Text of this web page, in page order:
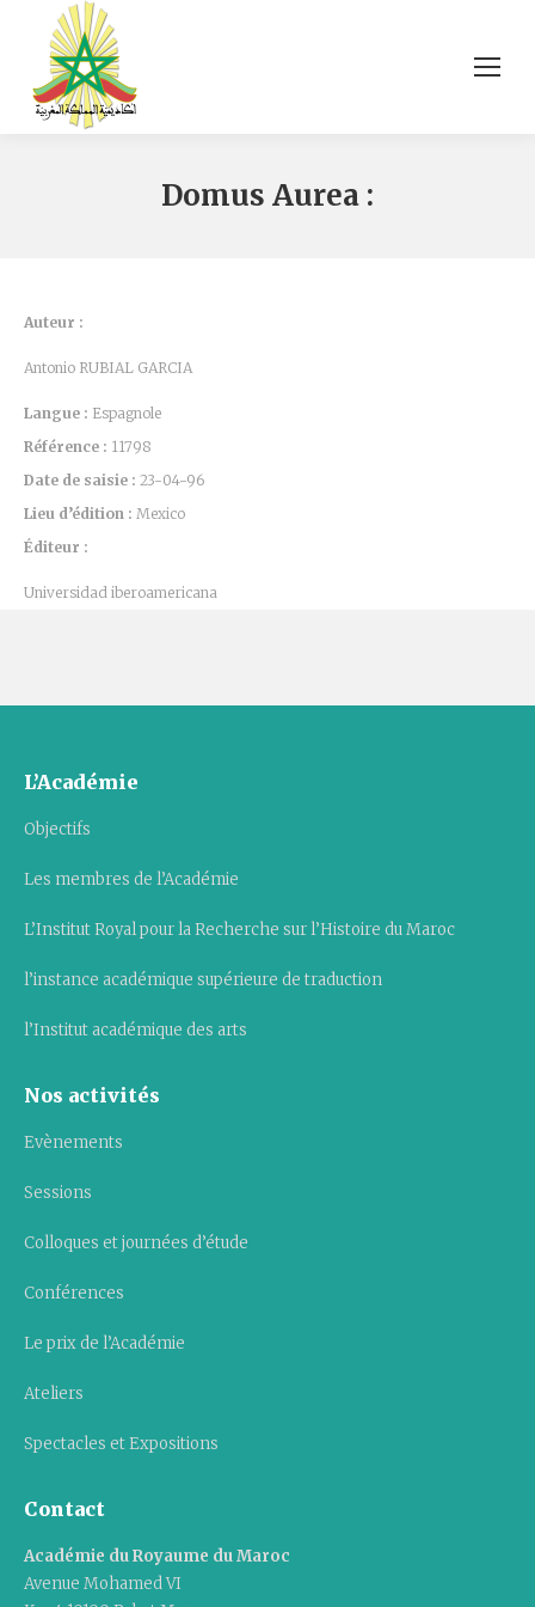
Domus Aurea :
Auteur :
Antonio RUBIAL GARCIA
Langue : Espagnole
Référence : 11798
Date de saisie : 23-04-96
Lieu d’édition : Mexico
Éditeur :
Universidad iberoamericana
L’Académie
Objectifs
Les membres de l’Académie
L’Institut Royal pour la Recherche sur l’Histoire du Maroc
l’instance académique supérieure de traduction
l’Institut académique des arts
Nos activités
Evènements
Sessions
Colloques et journées d’étude
Conférences
Le prix de l’Académie
Ateliers
Spectacles et Expositions
Contact
Académie du Royaume du Maroc
Avenue Mohamed VI